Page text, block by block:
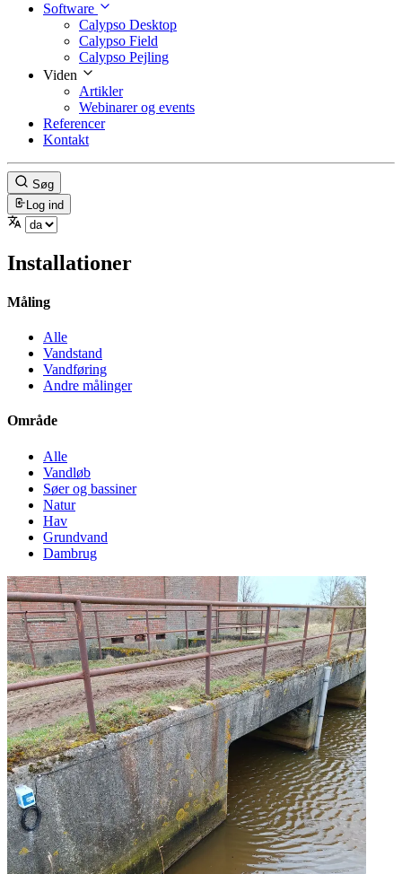
Software
Calypso Desktop
Calypso Field
Calypso Pejling
Viden
Artikler
Webinarer og events
Referencer
Kontakt
Søg
Log ind
Installationer
Måling
Alle
Vandstand
Vandføring
Andre målinger
Område
Alle
Vandløb
Søer og bassiner
Natur
Hav
Grundvand
Dambrug